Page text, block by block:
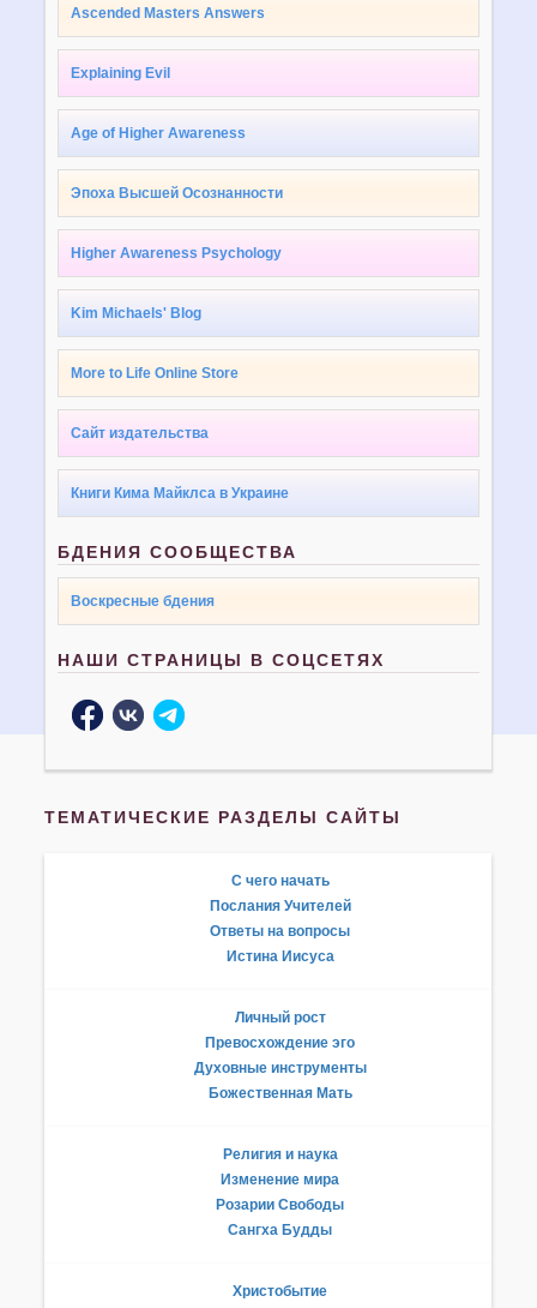
Ascended Masters Answers
Explaining Evil
Age of Higher Awareness
Эпоха Высшей Осознанности
Higher Awareness Psychology
Kim Michaels' Blog
More to Life Online Store
Сайт издательства
Книги Кима Майклса в Украине
БДЕНИЯ СООБЩЕСТВА
Воскресные бдения
НАШИ СТРАНИЦЫ В СОЦСЕТЯХ
ТЕМАТИЧЕСКИЕ РАЗДЕЛЫ САЙТЫ
С чего начать
Послания Учителей
Ответы на вопросы
Истина Иисуса
Личный рост
Превосхождение эго
Духовные инструменты
Божественная Мать
Религия и наука
Изменение мира
Розарии Свободы
Сангха Будды
Христобытие